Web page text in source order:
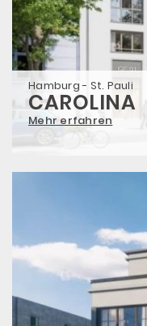
Hamburg - St. Pauli
CAROLINA
Mehr erfahren